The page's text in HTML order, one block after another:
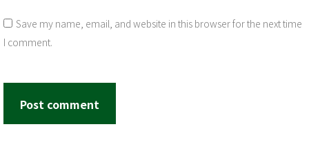
Save my name, email, and website in this browser for the next time
I comment.
Post comment